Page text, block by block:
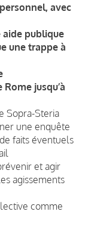
avec
aide publique
une trappe à
jusqu’à
Sopra-Steria
une enquête
faits éventuels
et agir
agissements
comme